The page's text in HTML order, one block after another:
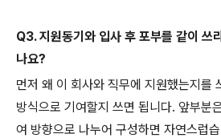
Q3. 지원동기와 입사 후 포부를 같이 쓰
나요?
먼저 왜 이 회사와 직무에 지원했는지를
방식으로 기여할지 쓰면 됩니다. 앞부분
여 방향으로 나누어 구성하면 자연스럽